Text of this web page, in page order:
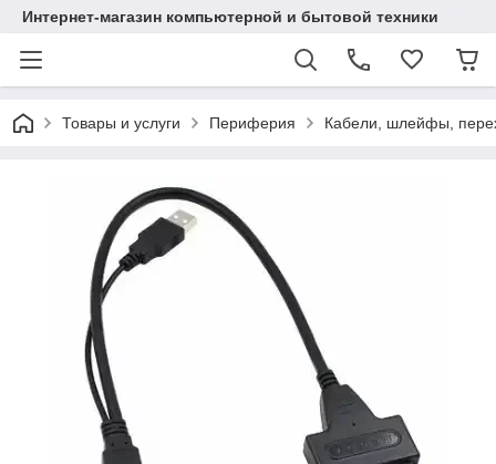
Интернет-магазин компьютерной и бытовой техники
Товары и услуги Периферия Кабели, шлейфы,